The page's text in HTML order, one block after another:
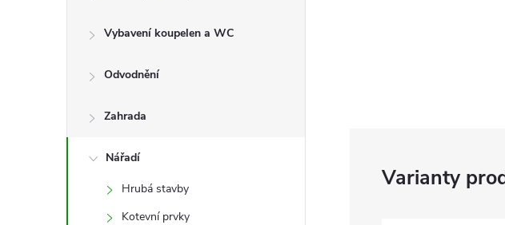
Vybavení koupelen a WC
Odvodnění
Zahrada
Nářadí
Hrubá stavby
Kotevní prvky